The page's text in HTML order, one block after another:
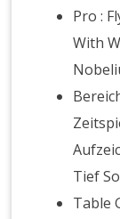
Pro :
With
Tief
Table